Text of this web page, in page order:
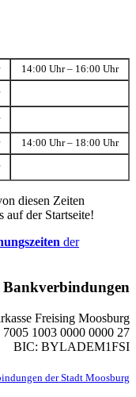
14:00 Uhr – 16:00 Uhr
14:00 Uhr – 18:00 Uhr
diesen Zeiten
auf der Startseite!
der
Bankverbindungen
Freising Moosburg
1003 0000 0000 27
BIC: BYLADEM1FSI
der Stadt Moosburg